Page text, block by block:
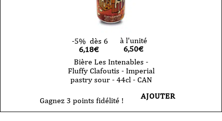
-5% dès 6
6,18€
à l'unité
6,50€
Bière Les Intenables -
Fluffy Clafoutis - Imperial
pastry sour - 44cl - CAN
Gagnez 3 points fidélité ! AJOUTER